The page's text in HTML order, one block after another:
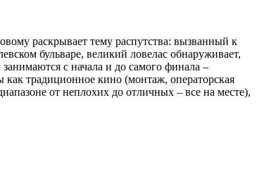
раскрывает тему распутства: вызванный к
бульваре, великий ловелас обнаруживает,
с начала и до самого финала –
традиционное кино (монтаж, операторская
от неплохих до отличных – все на месте),